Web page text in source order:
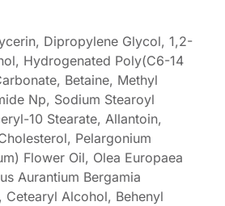
Dipropylene Glycol, 1,2-
Hydrogenated Poly(C6-14
Betaine, Methyl
Np, Sodium Stearoyl
10 Stearate, Allantoin,
Pelargonium
Flower Oil, Olea Europaea
Aurantium Bergamia
Cetearyl Alcohol, Behenyl